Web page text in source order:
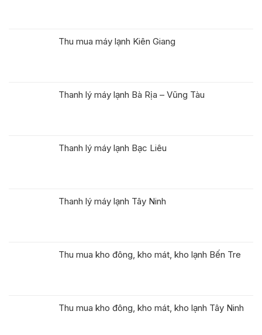
Thu mua máy lạnh Kiên Giang
Thanh lý máy lạnh Bà Rịa – Vũng Tàu
Thanh lý máy lạnh Bạc Liêu
Thanh lý máy lạnh Tây Ninh
Thu mua kho đông, kho mát, kho lạnh Bến Tre
Thu mua kho đông, kho mát, kho lạnh Tây Ninh